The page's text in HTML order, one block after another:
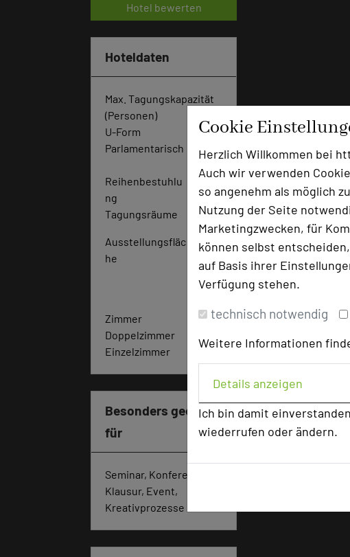
Cookie
Herzlich Willkommen bei
Auch wir verwenden
so angenehm als möglich
Nutzung der Seite
Marketingzwecken, für
können selbst
auf Basis ihrer
Verfügung stehen.
technisch notwendig
Weitere Informationen
Details anzeigen
Ich bin damit
wiederrufen oder ändern.
Hotel bewerten
Hoteldaten
Max. Tagungskapazität
(Personen)
U-Form
50
Parlamentarisch
Reihenbestuhlu
ng
25
0
Tagungsräume
18
Ausstellungsfläc
he
m
Zimmer
95
Doppelzimmer
Einzelzimmer
32
Besonders geeignet
für
Seminar, Konferenz,
Klausur, Event,
Kreativprozesse